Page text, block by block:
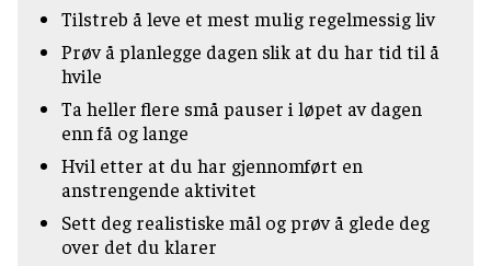
Tilstreb å leve et mest mulig regelmessig liv
Prøv å planlegge dagen slik at du har tid til å
hvile
Ta heller flere små pauser i løpet av dagen
enn få og lange
Hvil etter at du har gjennomført en
anstrengende aktivitet
Sett deg realistiske mål og prøv å glede deg
over det du klarer